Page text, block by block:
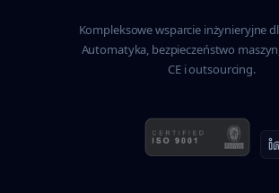
Kompleksowe wsparcie inżynieryjne
Automatyka, bezpieczeństwo
CE i outsourcing.